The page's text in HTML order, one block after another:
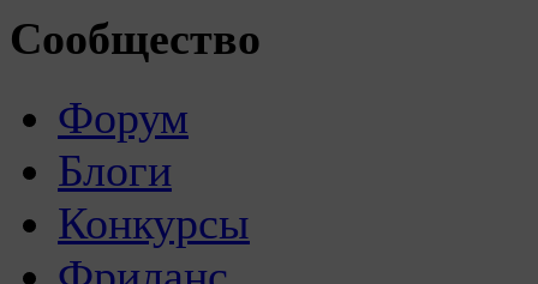
Сообщество
Форум
Блоги
Конкурсы